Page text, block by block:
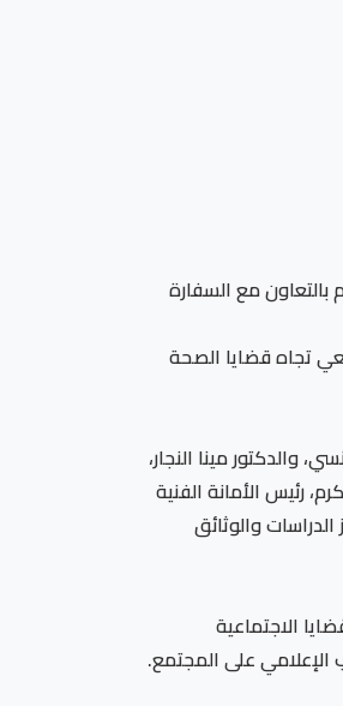
مع السفارة
تجاه قضايا الصحة
والدكتور مينا النجار،
رئيس الأمانة الفنية
والوثائق
الاجتماعية
الإعلامي على المجتمع.